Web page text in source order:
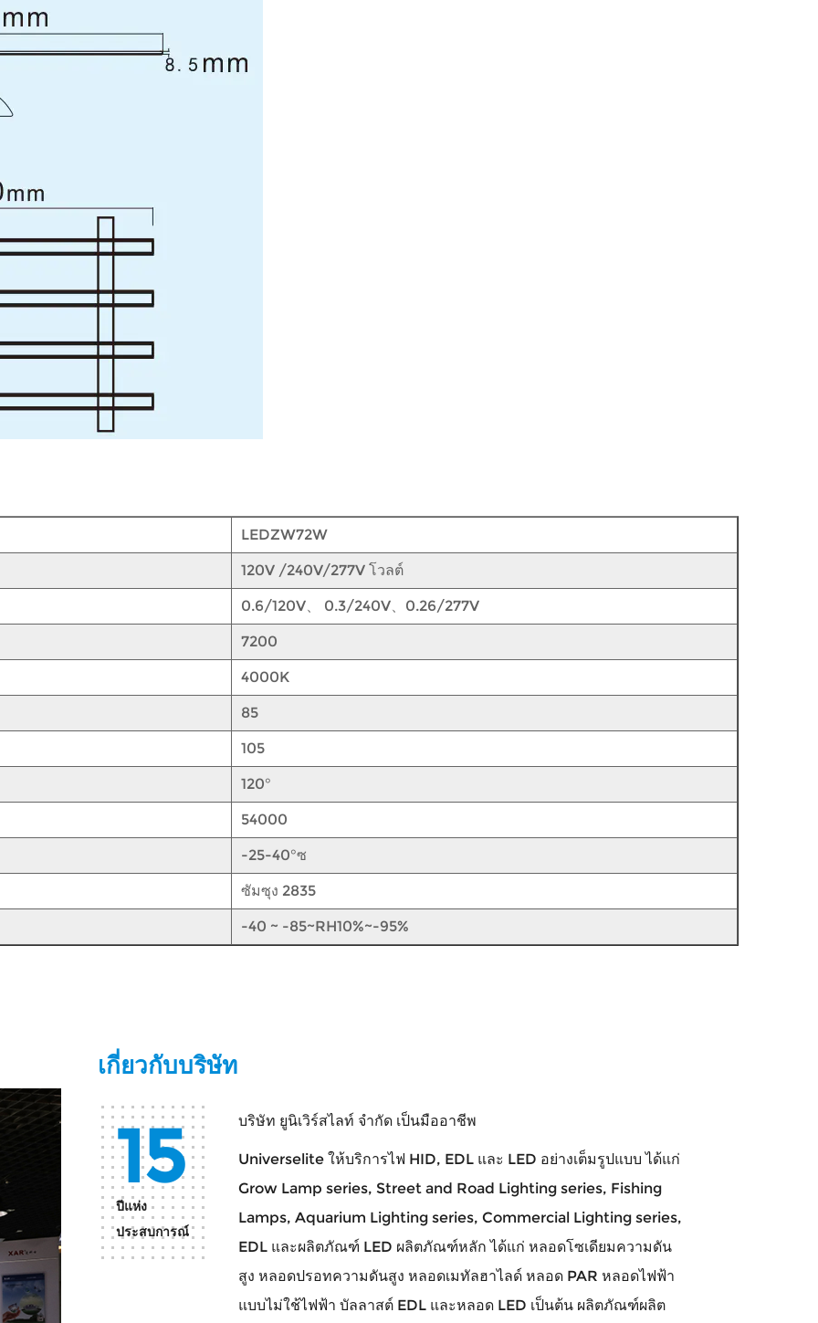
LEDZW72W
120V /240V/277V โวลต์
0.6/120V、 0.3/240V、0.26/277V
7200
4000K
85
105
120°
54000
-25-40°ซ
ซัมซุง 2835
-40 ~ -85~RH10%~-95%
เกี่ยวกับบริษัท
15
ปีแห่ง
ประสบการณ์
บริษัท ยูนิเวิร์สไลท์ จำกัด เป็นมืออาชีพ
Universelite ให้บริการไฟ HID, EDL และ LED อย่างเต็มรูปแบบ ได้แก่
Grow Lamp series, Street and Road Lighting series, Fishing
Lamps, Aquarium Lighting series, Commercial Lighting series,
EDL และผลิตภัณฑ์ LED ผลิตภัณฑ์หลัก ได้แก่ หลอดโซเดียมความดัน
สูง หลอดปรอทความดันสูง หลอดเมทัลฮาไลด์ หลอด PAR หลอดไฟฟ้า
แบบไม่ใช้ไฟฟ้า บัลลาสต์ EDL และหลอด LED เป็นต้น ผลิตภัณฑ์ผลิต